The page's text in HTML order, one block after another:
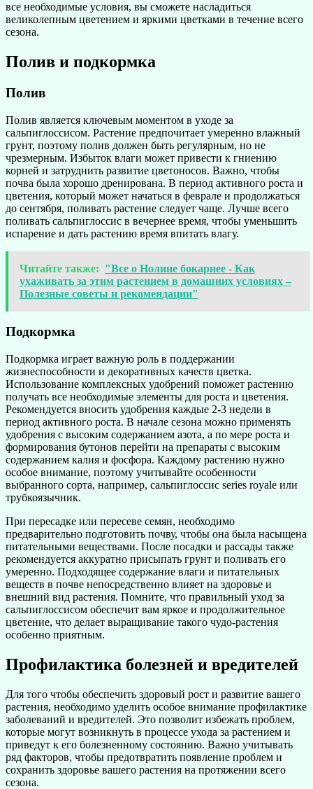
все необходимые условия, вы сможете насладиться
великолепным цветением и яркими цветками в течение всего
сезона.
Полив и подкормка
Полив
Полив является ключевым моментом в уходе за
сальпиглоссисом. Растение предпочитает умеренно влажный
грунт, поэтому полив должен быть регулярным, но не
чрезмерным. Избыток влаги может привести к гниению
корней и затруднить развитие цветоносов. Важно, чтобы
почва была хорошо дренирована. В период активного роста и
цветения, который может начаться в феврале и продолжаться
до сентября, поливать растение следует чаще. Лучше всего
поливать сальпиглоссис в вечернее время, чтобы уменьшить
испарение и дать растению время впитать влагу.
Читайте также: "Все о Нолине бокарнее - Как
ухаживать за этим растением в домашних условиях –
Полезные советы и рекомендации"
Подкормка
Подкормка играет важную роль в поддержании
жизнеспособности и декоративных качеств цветка.
Использование комплексных удобрений поможет растению
получать все необходимые элементы для роста и цветения.
Рекомендуется вносить удобрения каждые 2-3 недели в
период активного роста. В начале сезона можно применять
удобрения с высоким содержанием азота, а по мере роста и
формирования бутонов перейти на препараты с высоким
содержанием калия и фосфора. Каждому растению нужно
особое внимание, поэтому учитывайте особенности
выбранного сорта, например, сальпиглоссис series royale или
трубкоязычник.
При пересадке или пересеве семян, необходимо
предварительно подготовить почву, чтобы она была насыщена
питательными веществами. После посадки и рассады также
рекомендуется аккуратно присыпать грунт и поливать его
умеренно. Подходящее содержание влаги и питательных
веществ в почве непосредственно влияет на здоровье и
внешний вид растения. Помните, что правильный уход за
сальпиглоссисом обеспечит вам яркое и продолжительное
цветение, что делает выращивание такого чудо-растения
особенно приятным.
Профилактика болезней и вредителей
Для того чтобы обеспечить здоровый рост и развитие вашего
растения, необходимо уделить особое внимание профилактике
заболеваний и вредителей. Это позволит избежать проблем,
которые могут возникнуть в процессе ухода за растением и
приведут к его болезненному состоянию. Важно учитывать
ряд факторов, чтобы предотвратить появление проблем и
сохранить здоровье вашего растения на протяжении всего
сезона.